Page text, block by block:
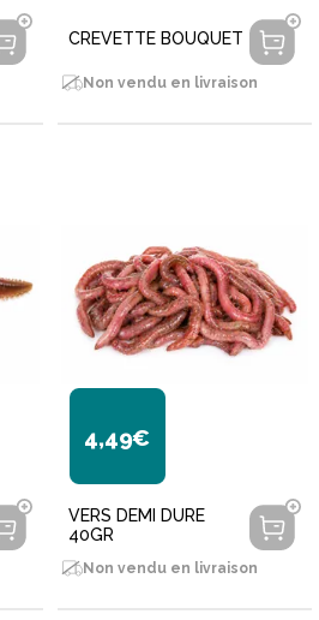
CREVETTE BOUQUET
Non vendu en livraison
4,49€
VERS DEMI DURE
40GR
Non vendu en livraison